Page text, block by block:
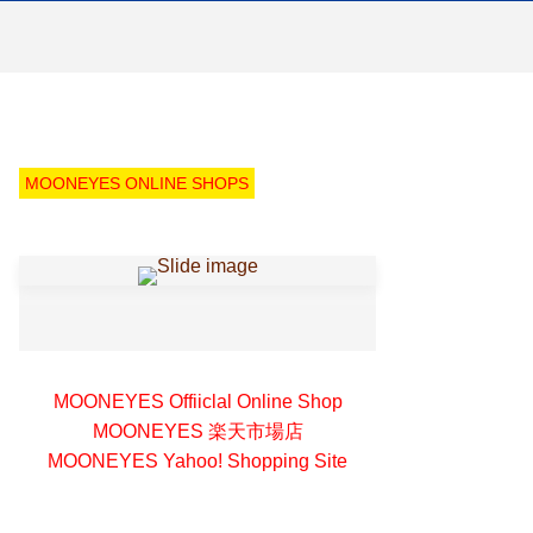
MOONEYES ONLINE SHOPS
MOONEYES Offiiclal Online Shop
MOONEYES 楽天市場店
MOONEYES Yahoo! Shopping Site